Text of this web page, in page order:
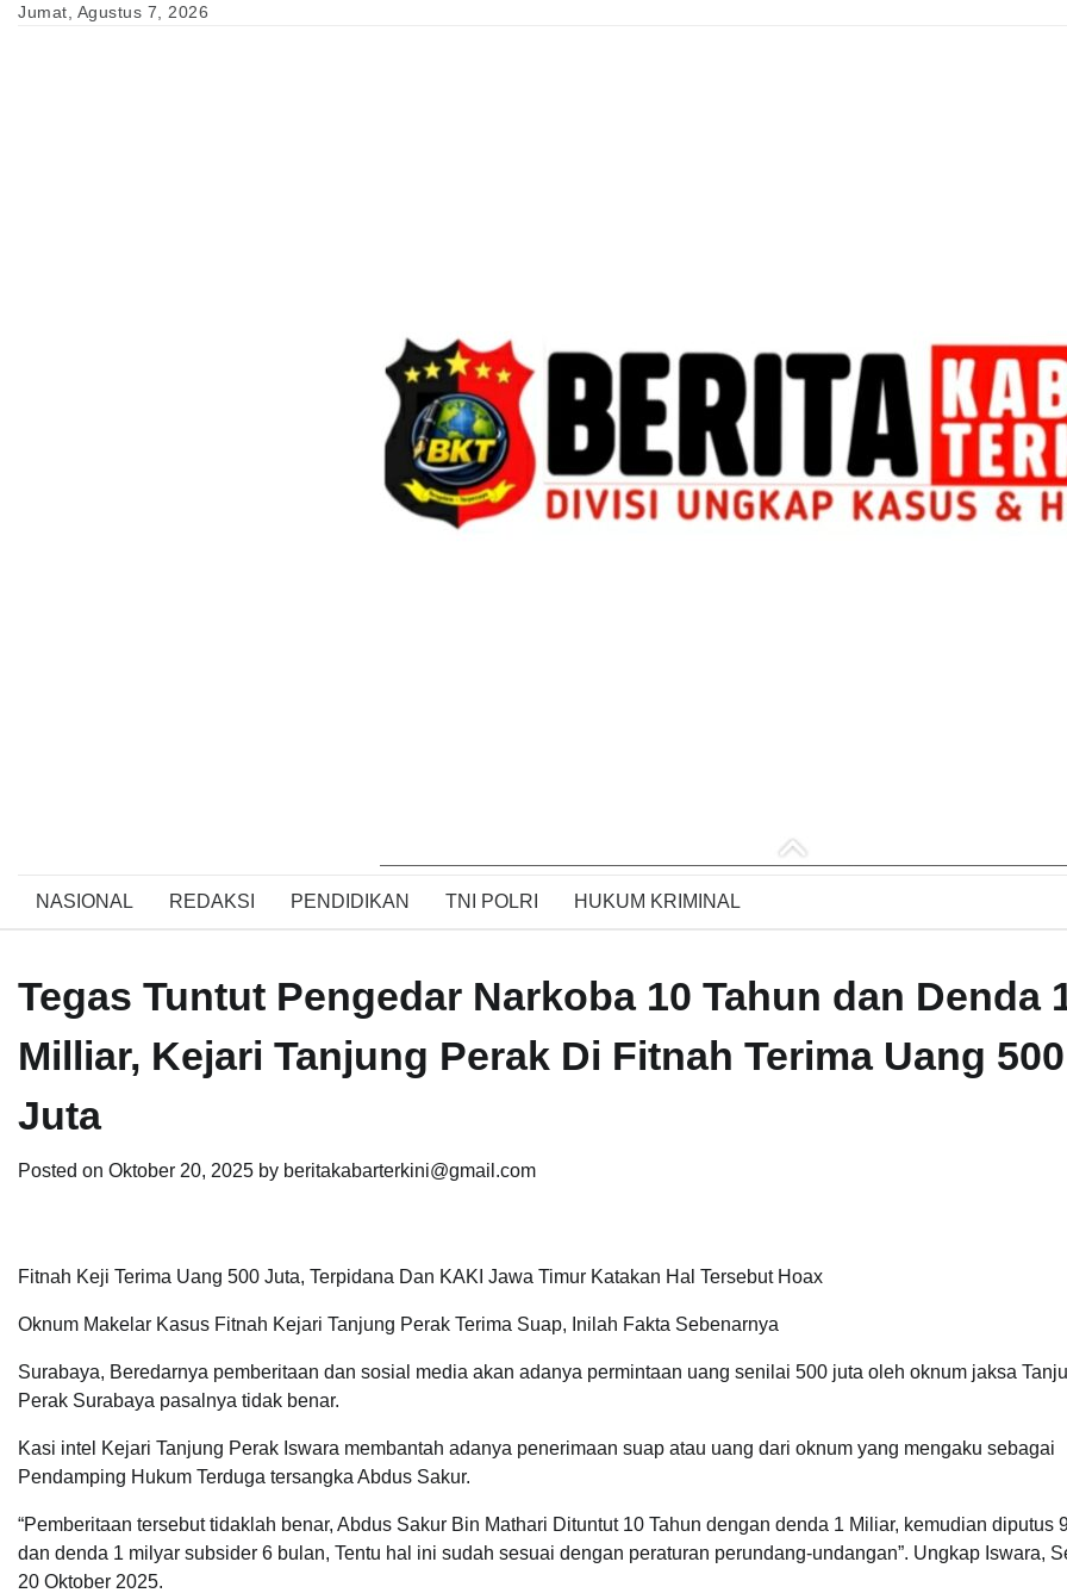
SkipJumat, Agustus 7, 2026
NASIONAL REDAKSI PENDIDIKAN TNI POLRI HUKUM KRIMINAL
Tegas Tuntut Pengedar Narkoba 10 Tahun dan Denda
Milliar, Kejari Tanjung Perak Di Fitnah Terima Uang 500
Juta
Posted on Oktober 20, 2025 by beritakabarterkini@gmail.com
Fitnah Keji Terima Uang 500 Juta, Terpidana Dan KAKI Jawa Timur Katakan Hal Tersebut Hoax
Oknum Makelar Kasus Fitnah Kejari Tanjung Perak Terima Suap, Inilah Fakta Sebenarnya
Surabaya, Beredarnya pemberitaan dan sosial media akan adanya permintaan uang senilai 500 juta oleh oknum jaksa
Perak Surabaya pasalnya tidak benar.
Kasi intel Kejari Tanjung Perak Iswara membantah adanya penerimaan suap atau uang dari oknum yang mengaku sebagai
Pendamping Hukum Terduga tersangka Abdus Sakur.
“Pemberitaan tersebut tidaklah benar, Abdus Sakur Bin Mathari Dituntut 10 Tahun dengan denda 1 Miliar, kemudian diputus
dan denda 1 milyar subsider 6 bulan, Tentu hal ini sudah sesuai dengan peraturan perundang-undangan”. Ungkap Iswara,
20 Oktober 2025.